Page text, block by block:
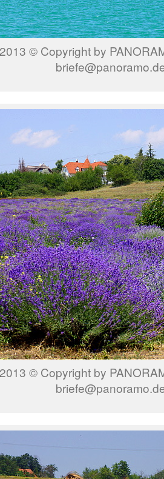
© Copyright by
© Copyright by